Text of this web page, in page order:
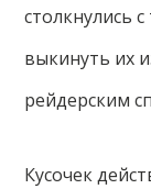
столкнулись
выкинуть их
рейдерским
Кусочек